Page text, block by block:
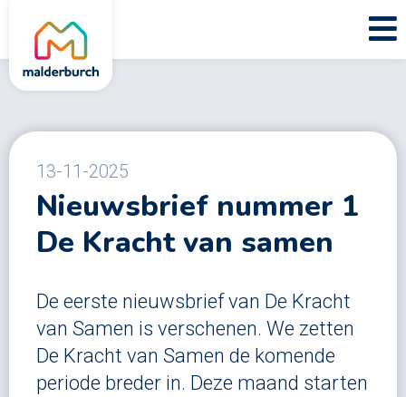
13-11-2025
Nieuwsbrief nummer 1
De Kracht van samen
De eerste nieuwsbrief van De Kracht
van Samen is verschenen. We zetten
De Kracht van Samen de komende
periode breder in. Deze maand starten